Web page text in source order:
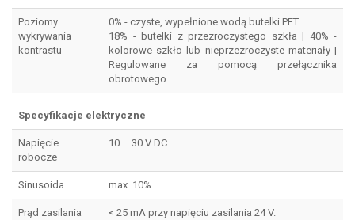
Poziomy
wykrywania
kontrastu
0% - czyste, wypełnione wodą butelki PET
18% - butelki z przezroczystego szkła | 40% -
kolorowe szkło lub nieprzezroczyste materiały |
Regulowane za pomocą przełącznika
obrotowego
Specyfikacje elektryczne
Napięcie
robocze
10 ... 30 V DC
Sinusoida max. 10%
Prąd zasilania
< 25 mA przy napięciu zasilania 24 V.